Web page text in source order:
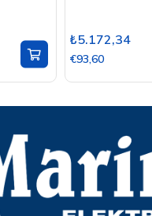
₺5.172,34
€93,60